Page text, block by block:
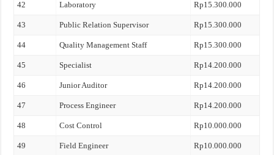
42 Laboratory Rp15.300.000
43 Public Relation Supervisor Rp15.300.000
44 Quality Management Staff Rp15.300.000
45 Specialist Rp14.200.000
46 Junior Auditor Rp14.200.000
47 Process Engineer Rp14.200.000
48 Cost Control Rp10.000.000
49 Field Engineer Rp10.000.000